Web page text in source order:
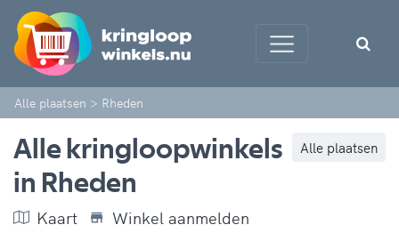
Alle plaatsen > Rheden
Alle plaatsen
Alle kringloopwinkels
in Rheden
Kaart
Winkel aanmelden